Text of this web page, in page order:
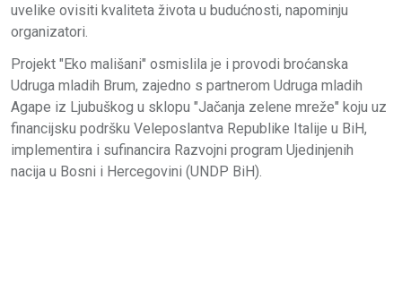
uvelike ovisiti kvaliteta života u budućnosti, napominju
organizatori.
Projekt "Eko mališani" osmislila je i provodi broćanska
Udruga mladih Brum, zajedno s partnerom Udruga mladih
Agape iz Ljubuškog u sklopu "Jačanja zelene mreže" koju uz
financijsku podršku Veleposlantva Republike Italije u BiH,
implementira i sufinancira Razvojni program Ujedinjenih
nacija u Bosni i Hercegovini (UNDP BiH).